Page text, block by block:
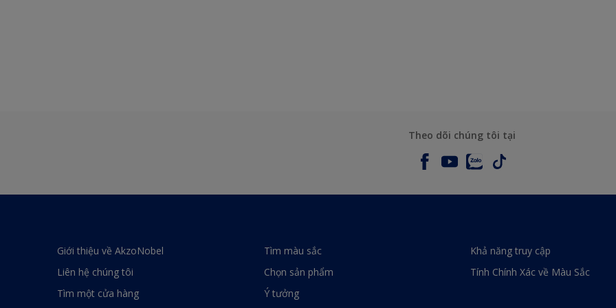
Theo dõi chúng tôi tại
Giới thiệu về AkzoNobel
Liên hệ chúng tôi
Tìm một cửa hàng
Tìm màu sắc
Chọn sản phẩm
Ý tưởng
Khả năng truy cập
Tính Chính Xác về Màu Sắc